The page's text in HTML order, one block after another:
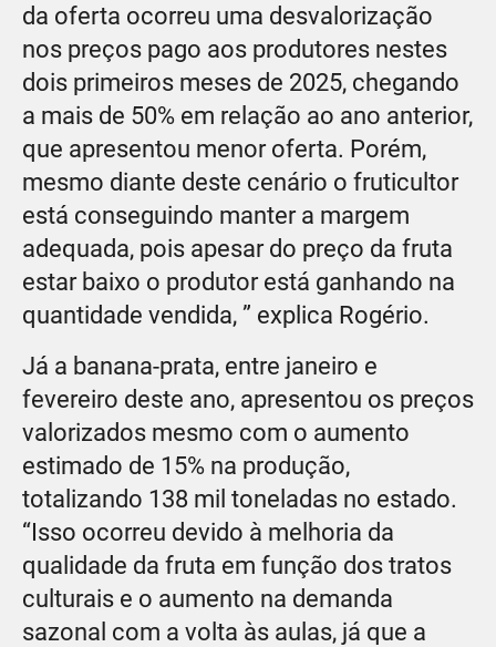
da oferta ocorreu uma desvalorização
nos preços pago aos produtores nestes
dois primeiros meses de 2025, chegando
a mais de 50% em relação ao ano anterior,
que apresentou menor oferta. Porém,
mesmo diante deste cenário o fruticultor
está conseguindo manter a margem
adequada, pois apesar do preço da fruta
estar baixo o produtor está ganhando na
quantidade vendida, ” explica Rogério.
Já a banana-prata, entre janeiro e
fevereiro deste ano, apresentou os preços
valorizados mesmo com o aumento
estimado de 15% na produção,
totalizando 138 mil toneladas no estado.
“Isso ocorreu devido à melhoria da
qualidade da fruta em função dos tratos
culturais e o aumento na demanda
sazonal com a volta às aulas, já que a